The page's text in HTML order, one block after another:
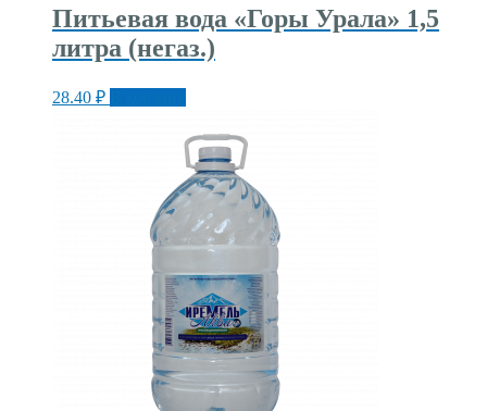
Питьевая вода «Горы Урала» 1,5
литра (негаз.)
28.40 ₽